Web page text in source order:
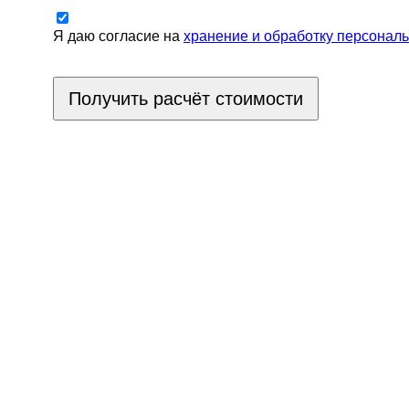
Я даю согласие на хранение и обработку
Получить расчёт стоимости